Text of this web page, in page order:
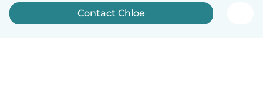
Contact Chloe